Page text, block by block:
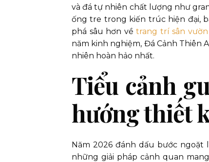
và đá tự nhiên chất lượng như
ống tre trong kiến trúc hiện đại,
phá sâu hơn vềtrang trí sân
năm kinh nghiệm, Đá Cảnh Thiên
nhiên hoàn hảo nhất.
Tiểu cảnh
hướng thiết
Năm 2026 đánh dấu bước
những giải pháp cảnh quan